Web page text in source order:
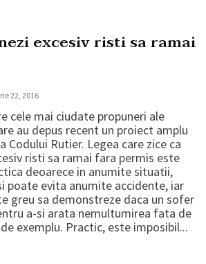
excesiv risti sa ramai
22, 2016
cele mai ciudate propuneri ale
au depus recent un proiect amplu
Codului Rutier. Legea care zice ca
risti sa ramai fara permis este
deoarece in anumite situatii,
poate evita anumite accidente, iar
greu sa demonstreze daca un sofer
a-si arata nemultumirea fata de
exemplu. Practic, este imposibil...